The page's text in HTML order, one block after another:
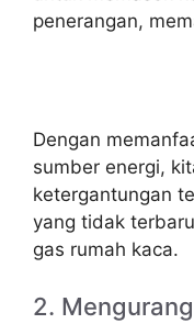
penerangan,
Dengan
sumber energi,
ketergantungan
yang tidak
gas rumah kaca.
2.